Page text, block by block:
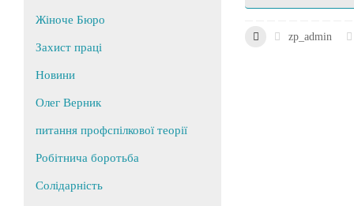
zp_admin
Жіноче Бюро
Захист праці
Новини
Олег Верник
питання профспілкової теорії
Робітнича боротьба
Солідарність